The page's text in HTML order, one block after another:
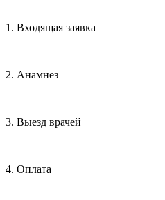
1. Входящая заявка
2. Анамнез
3. Выезд врачей
4. Оплата